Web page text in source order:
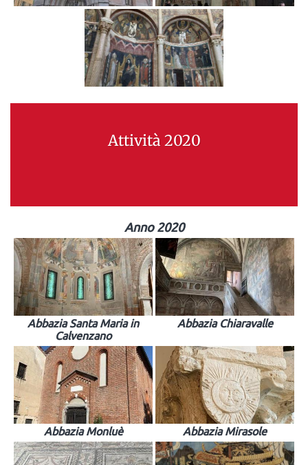
Attività 2020
Anno 2020
Abbazia Santa Maria in
Calvenzano
Abbazia Chiaravalle
Abbazia Monluè Abbazia Mirasole